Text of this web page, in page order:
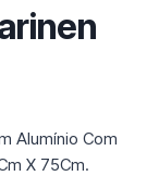
Alumínio Com
X 75Cm.